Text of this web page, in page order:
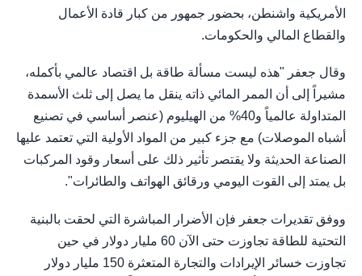
الأمريكية واشنطن، بحضور جمهور من كبار قادة الأعمال
والقطاع المالي والحكومات.
وقال جعفر "هذه ليست مسألة طاقة بل اقتصاد عالمي بأكمله،
مشيراً إلى أن الممر المائي ذاته ينقل ما يصل إلى ثلث الأسمدة
المتداولة عالمياً و40% من الهيليوم (عنصر أساسي في تصنيع
أشباه الموصلات) مع جزء كبير من المواد الأولية التي تعتمد عليها
الصناعة الحديثة ولا يقتصر تأثير ذلك على أسعار وقود المركبات
بل يمتد إلى القوت اليومي ورقائق الهواتف والطائرات".
ووفق تقديرات جعفر فإن الأضرار المباشرة التي لحقت بالبنية
التحتية للطاقة تجاوزت حتى الآن 60 مليار دولار في حين
تجاوزت خسائر الإيرادات والتجارة المتعثرة 150 مليار دولار